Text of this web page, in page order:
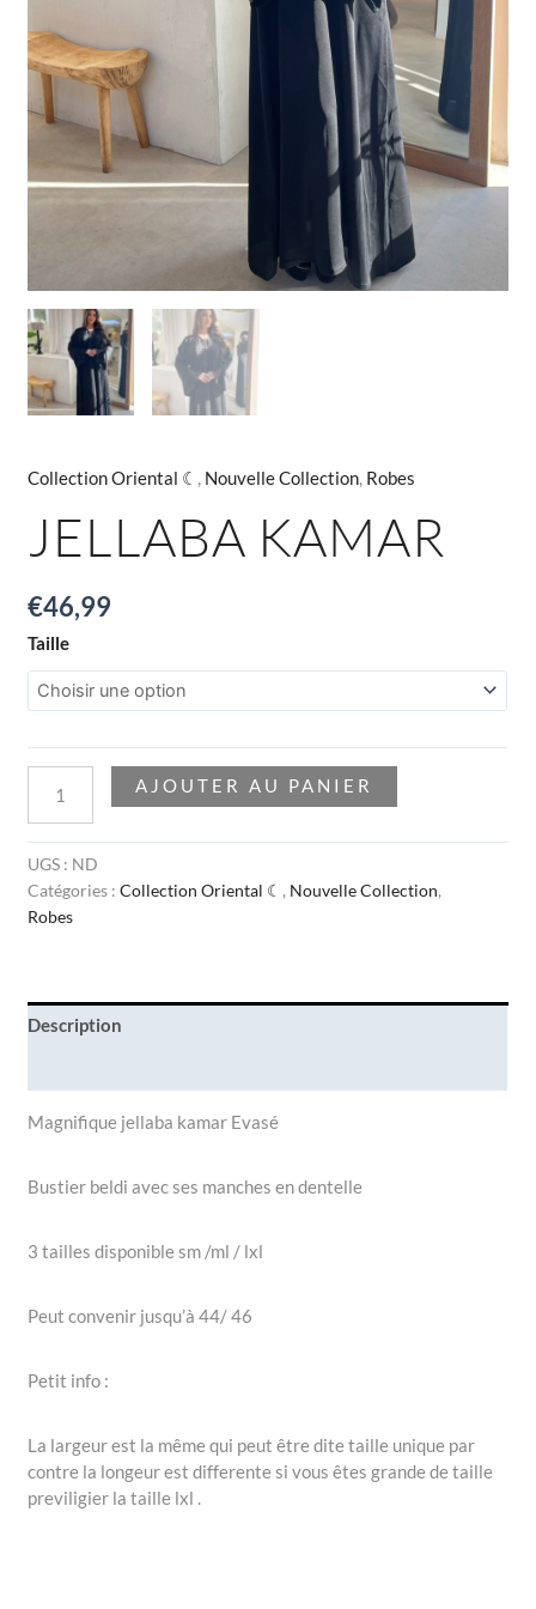
Collection Oriental ☾ , Nouvelle Collection, Robes
JELLABA KAMAR
€46,99
Taille
AJOUTER AU PANIER
UGS : ND
Catégories :Collection Oriental ☾ , Nouvelle Collection,
Robes
Description
Magnifique jellaba kamar Evasé
Bustier beldi avec ses manches en dentelle
3 tailles disponible sm /ml / lxl
Peut convenir jusqu’à 44/ 46
Petit info :
La largeur est la même qui peut être dite taille unique par
contre la longeur est differente si vous êtes grande de taille
previligier la taille lxl .